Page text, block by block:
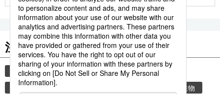
注目のキーワード
共同通信ニュース 時事通信ニュース
観光
気象・災害
環境・自然・生物